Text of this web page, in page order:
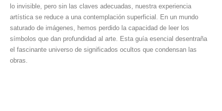
lo invisible, pero sin las claves adecuadas, nuestra experiencia
artística se reduce a una contemplación superficial. En un mundo
saturado de imágenes, hemos perdido la capacidad de leer los
símbolos que dan profundidad al arte. Esta guía esencial desentraña
el fascinante universo de significados ocultos que condensan las
obras.